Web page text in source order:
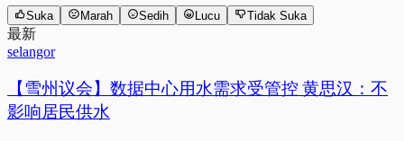
Suka Marah Sedih Lucu Tidak Suka
最新
selangor
【雪州议会】数据中心用水需求受管控 黄思汉：不
影响居民供水